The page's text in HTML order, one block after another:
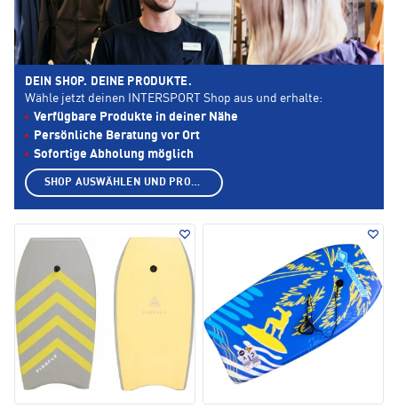
DEIN SHOP. DEINE PRODUKTE.
Wähle jetzt deinen INTERSPORT Shop aus und erhalte:
Verfügbare Produkte in deiner Nähe
Persönliche Beratung vor Ort
Sofortige Abholung möglich
SHOP AUSWÄHLEN UND PRODUKTE ANZEIGEN